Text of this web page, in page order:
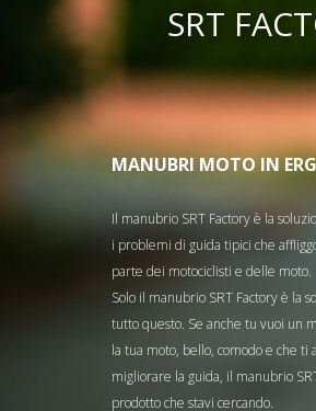
SRT
MANUBRI MOTOIN
Il manubrio SRT Factory è la
i problemi di guida tipici che
parte dei motociclisti e delle moto.
Solo il manubrio SRT Factory è la
tutto questo. Se anche tu vuoi un
la tua moto, bello, comodo e che ti
migliorare la guida, il manubrio
prodotto che stavi cercando.